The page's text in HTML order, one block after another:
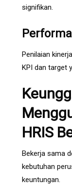
signifikan.
Penilaian
KPI dan target
HRIS
Bekerja sama
kebutuhan
keuntungan.